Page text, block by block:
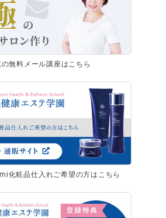
無料メール講座はこちら
化粧品仕入れご希望の方はこちら